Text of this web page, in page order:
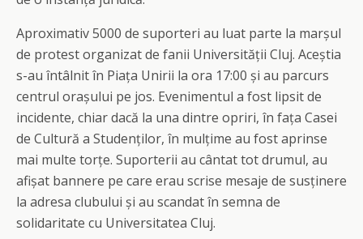
Aproximativ 5000 de suporteri au luat parte la marșul
de protest organizat de fanii Universității Cluj. Aceștia
s-au întâlnit în Piața Unirii la ora 17:00 și au parcurs
centrul orașului pe jos. Evenimentul a fost lipsit de
incidente, chiar dacă la una dintre opriri, în fața Casei
de Cultură a Studenților, în mulțime au fost aprinse
mai multe torțe. Suporterii au cântat tot drumul, au
afișat bannere pe care erau scrise mesaje de susținere
la adresa clubului și au scandat în semna de
solidaritate cu Universitatea Cluj.